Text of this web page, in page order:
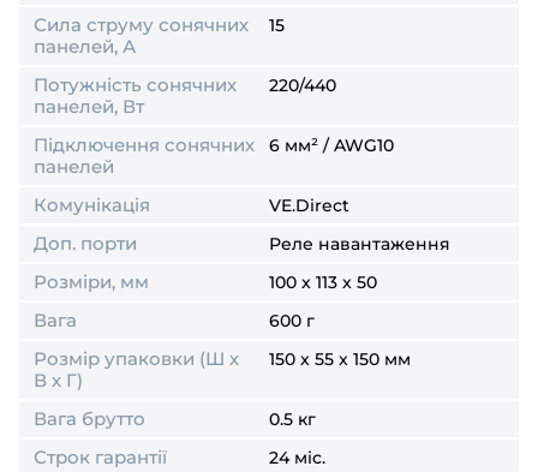
Сила струму сонячних
панелей, А
15
Потужність сонячних
панелей, Вт
220/440
Підключення сонячних
панелей
6 мм² / AWG10
Комунікація VE.Direct
Доп. порти Реле навантаження
Розміри, мм 100 x 113 x 50
Вага 600 г
Розмір упаковки (Ш х
В х Г)
150 x 55 x 150 мм
Вага брутто 0.5 кг
Строк гарантії 24 міс.